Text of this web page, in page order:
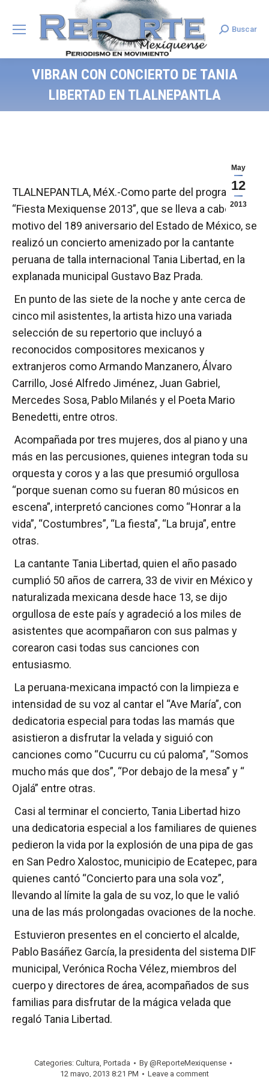
Search:
Buscar
VIBRAN CON CONCIERTO DE TANIA
LIBERTAD EN TLALNEPANTLA
May
12
2013
TLALNEPANTLA, MéX.-Como parte del programa
“Fiesta Mexiquense 2013”, que se lleva a cabo con
motivo del 189 aniversario del Estado de México, se
realizó un concierto amenizado por la cantante
peruana de talla internacional Tania Libertad, en la
explanada municipal Gustavo Baz Prada.
En punto de las siete de la noche y ante cerca de
cinco mil asistentes, la artista hizo una variada
selección de su repertorio que incluyó a
reconocidos compositores mexicanos y
extranjeros como Armando Manzanero, Álvaro
Carrillo, José Alfredo Jiménez, Juan Gabriel,
Mercedes Sosa, Pablo Milanés y el Poeta Mario
Benedetti, entre otros.
Acompañada por tres mujeres, dos al piano y una
más en las percusiones, quienes integran toda su
orquesta y coros y a las que presumió orgullosa
“porque suenan como su fueran 80 músicos en
escena”, interpretó canciones como “Honrar a la
vida”, “Costumbres”, “La fiesta”, “La bruja”, entre
otras.
La cantante Tania Libertad, quien el año pasado
cumplió 50 años de carrera, 33 de vivir en México y
naturalizada mexicana desde hace 13, se dijo
orgullosa de este país y agradeció a los miles de
asistentes que acompañaron con sus palmas y
corearon casi todas sus canciones con
entusiasmo.
La peruana-mexicana impactó con la limpieza e
intensidad de su voz al cantar el “Ave María”, con
dedicatoria especial para todas las mamás que
asistieron a disfrutar la velada y siguió con
canciones como “Cucurru cu cú paloma”, “Somos
mucho más que dos”, “Por debajo de la mesa” y “
Ojalá” entre otras.
Casi al terminar el concierto, Tania Libertad hizo
una dedicatoria especial a los familiares de quienes
pedieron la vida por la explosión de una pipa de gas
en San Pedro Xalostoc, municipio de Ecatepec, para
quienes cantó “Concierto para una sola voz”,
llevando al límite la gala de su voz, lo que le valió
una de las más prolongadas ovaciones de la noche.
Estuvieron presentes en el concierto el alcalde,
Pablo Basáñez García, la presidenta del sistema DIF
municipal, Verónica Rocha Vélez, miembros del
cuerpo y directores de área, acompañados de sus
familias para disfrutar de la mágica velada que
regaló Tania Libertad.
Categories: Cultura, Portada By @ReporteMexiquense
12 mayo, 2013 8:21 PM
Leave a comment